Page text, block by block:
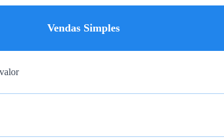
Vendas Simples